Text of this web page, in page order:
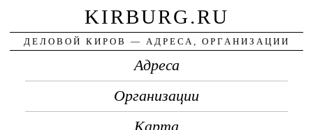
KIRBURG.RU
ДЕЛОВОЙ КИРОВ — АДРЕСА, ОРГАНИЗАЦИИ
Адреса
Организации
Карта